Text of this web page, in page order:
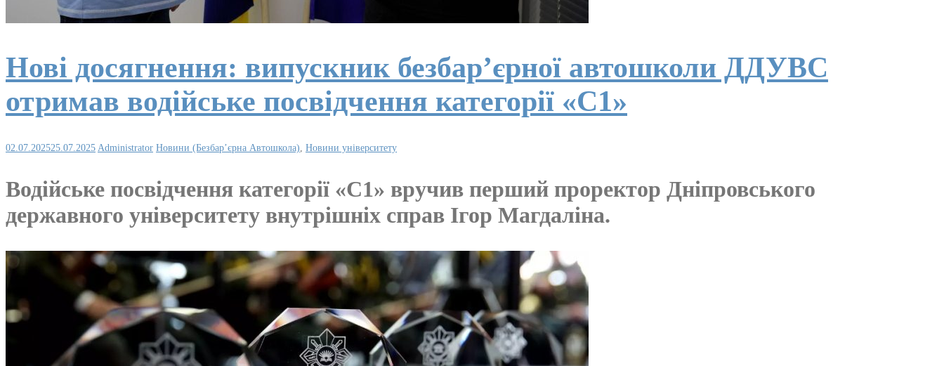
Нові досягнення: випускник безбар’єрної автошколи ДДУВС
отримав водійське посвідчення категорії «С1»
02.07.202525.07.2025 Administrator Новини (Безбар’єрна Автошкола) Новини університету
Водійське посвідчення категорії «С1» вручив перший проректор Дніпровського
державного університету внутрішніх справ Ігор Магдаліна.